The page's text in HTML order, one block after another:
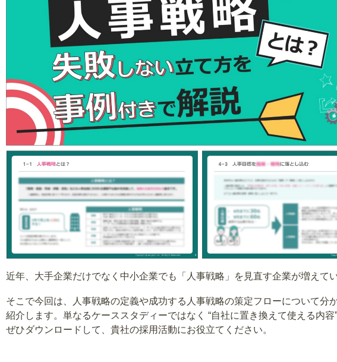
近年、大手企業だけでなく中小企業でも「人事戦略」を見直す企業が増えてい
そこで今回は、人事戦略の定義や成功する人事戦略の策定フローについて分
紹介します。単なるケーススタディーではなく “自社に置き換えて使える内容”
ぜひダウンロードして、貴社の採用活動にお役立てください。